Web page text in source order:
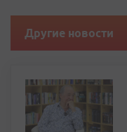
Другие новости